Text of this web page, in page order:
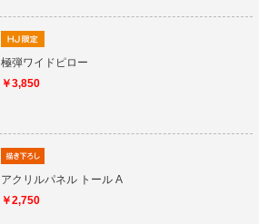
極弾ワイドピロー
￥3,850
アクリルパネル トール A
￥2,750